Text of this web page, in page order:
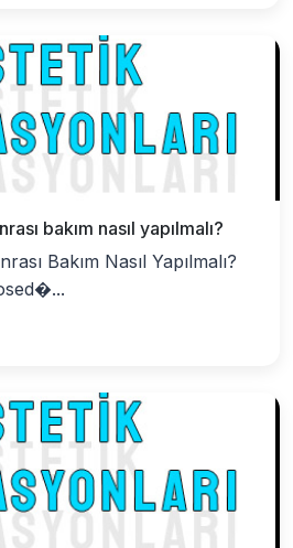
bakım nasıl yapılmalı?
Bakım Nasıl Yapılmalı?